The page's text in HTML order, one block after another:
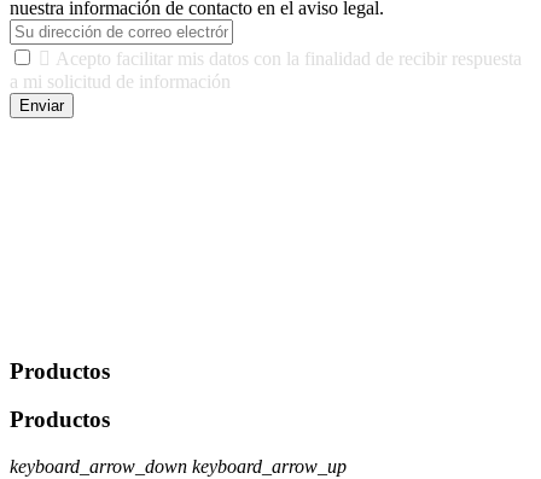
nuestra información de contacto en el aviso legal.
 Acepto facilitar mis datos con la finalidad de recibir respuesta
a mi solicitud de información
Enviar
Productos
Productos
keyboard_arrow_down keyboard_arrow_up